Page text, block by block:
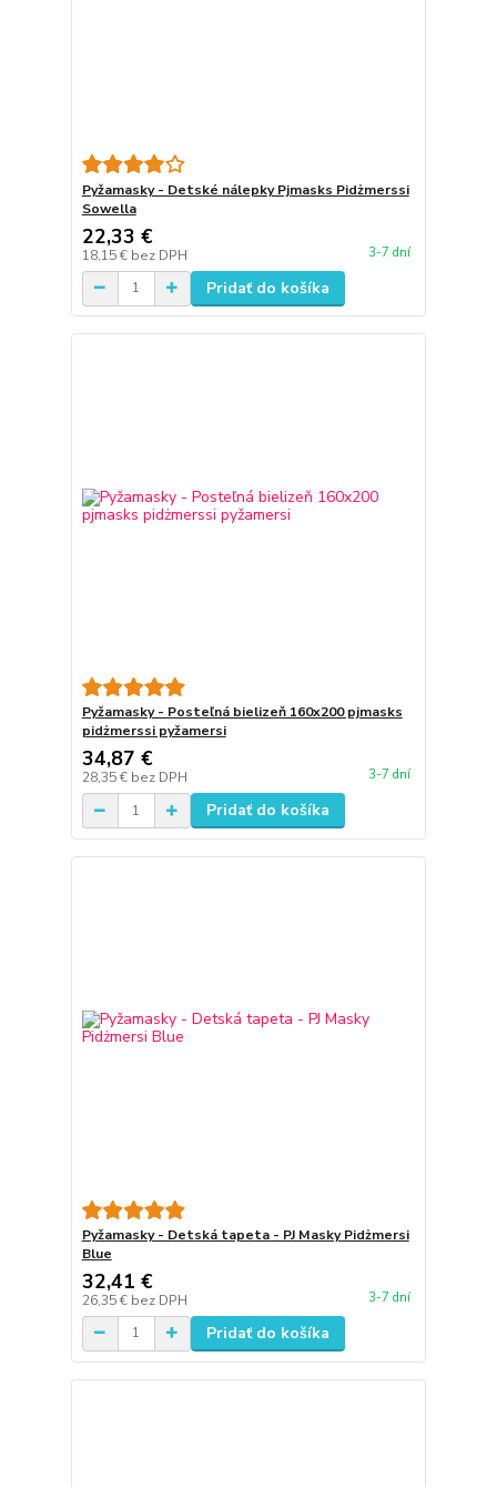
Pyžamasky - Detské nálepky Pjmasks Pidżmerssi
Sowella
22,33 €
18,15 € bez DPH 3-7 dní
Pridať do košíka
Pyžamasky - Posteľná bielizeň 160x200 pjmasks
pidżmerssi pyžamersi
34,87 €
28,35 € bez DPH 3-7 dní
Pridať do košíka
Pyžamasky - Detská tapeta - PJ Masky Pidżmersi
Blue
32,41 €
26,35 € bez DPH 3-7 dní
Pridať do košíka